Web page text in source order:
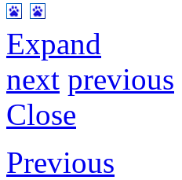
Expand
next previous
Close
Previous